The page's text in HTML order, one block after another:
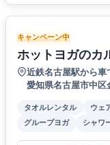
キャンペーン中
ホットヨガのカ
近鉄名古屋駅から車
愛知県名古屋市中
タオルレンタル ウェ
グループヨガ
シャワ